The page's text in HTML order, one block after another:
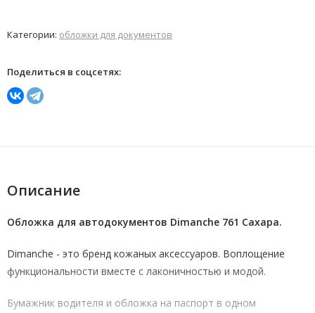
Категории: обложки для документов
Поделиться в соцсетях:
Описание
Обложка для автодокументов Dimanche 761 Сахара.
Dimanche - это бренд кожаных аксессуаров. Воплощение
функциональности вместе с лаконичностью и модой.
Бумажник водителя и обложка на паспорт в одном